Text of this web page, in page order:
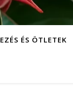
ÉS ÖTLETEK